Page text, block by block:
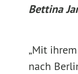
Bettina
„Mit
nach